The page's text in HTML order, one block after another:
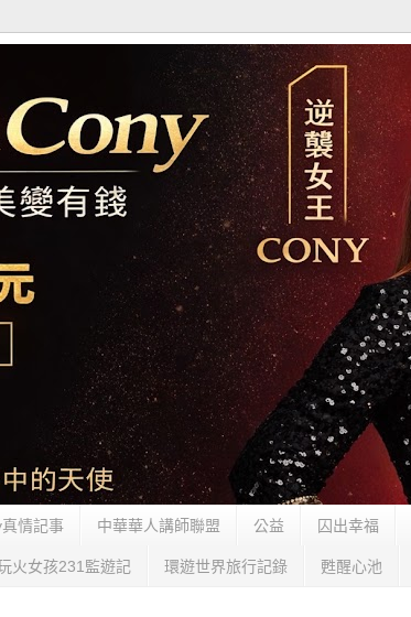
情記事 中華華人講師聯盟 公益 囚出幸福
火女孩231監遊記 環遊世界旅行記錄 甦醒心池